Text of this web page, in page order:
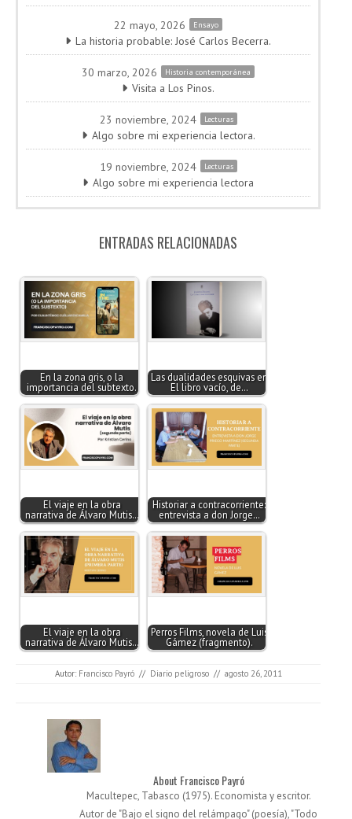
22 mayo, 2026 Ensayo
La historia probable: José Carlos Becerra.
30 marzo, 2026 Historia contemporánea
Visita a Los Pinos.
23 noviembre, 2024 Lecturas
Algo sobre mi experiencia lectora.
19 noviembre, 2024 Lecturas
Algo sobre mi experiencia lectora
ENTRADAS RELACIONADAS
En la zona gris, o la
importancia del subtexto.
Las dualidades esquivas en
El libro vacío, de…
El viaje en la obra
narrativa de Álvaro Mutis…
Historiar a contracorriente:
entrevista a don Jorge…
El viaje en la obra
narrativa de Álvaro Mutis…
Perros Films, novela de Luis
Gámez (fragmento).
Autor: Francisco Payró // Diario peligroso // agosto 26, 2011
About Francisco Payró
Macultepec, Tabasco (1975). Economista y escritor.
Autor de "Bajo el signo del relámpago" (poesía), "Todo